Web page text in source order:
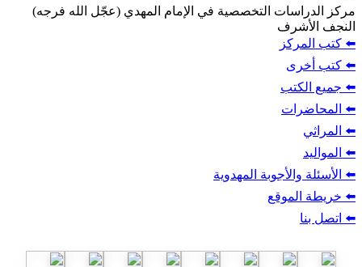
التخصصية في الإمام المهدي (عجّل الله فرجه)
المهدوية